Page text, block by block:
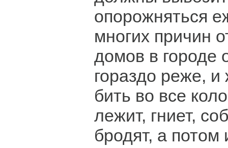
опорожняться
многих причин
домов в городе
гораздо реже,
бить во все
лежит, гниет,
бродят, а потом